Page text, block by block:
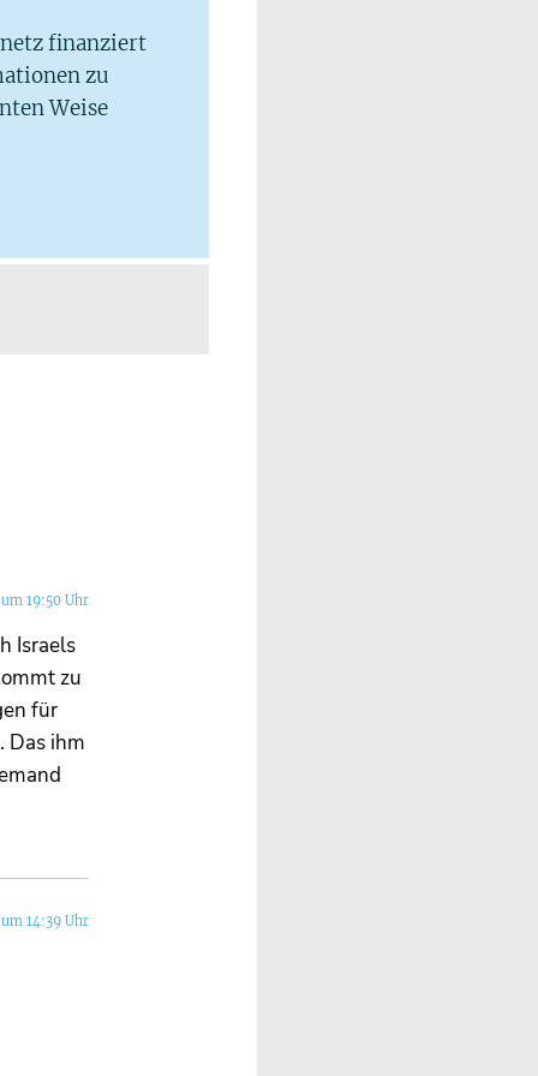
finanziert
zu
Weise
19:50 Uhr
Israels
zu
für
Das ihm
14:39 Uhr